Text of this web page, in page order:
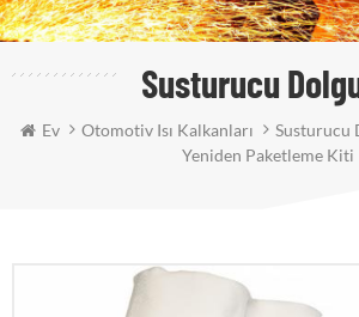
Susturucu
Ev Otomotiv Isı Kalkanları Susturucu
Yeniden Paketleme Kiti